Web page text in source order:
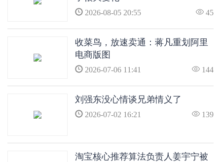
2026-08-05 20:55 45
收菜鸟，放速卖通：蒋凡重划阿里
电商版图
2026-07-06 11:41 144
刘强东没心情谈兄弟情义了
2026-07-02 16:21 139
淘宝核心推荐算法负责人姜宇宁被